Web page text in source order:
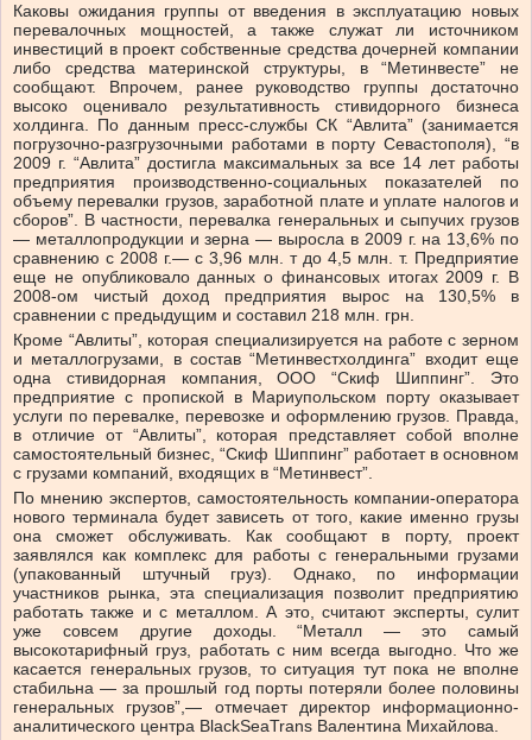
Каковы ожидания группы от введения в эксплуатацию новых
перевалочных мощностей, а также служат ли источником
инвестиций в проект собственные средства дочерней компании
либо средства материнской структуры, в “Метинвесте” не
сообщают. Впрочем, ранее руководство группы достаточно
высоко оценивало результативность стивидорного бизнеса
холдинга. По данным пресс-службы СК “Авлита” (занимается
погрузочно-разгрузочными работами в порту Севастополя), “в
2009 г. “Авлита” достигла максимальных за все 14 лет работы
предприятия производственно-социальных показателей по
объему перевалки грузов, заработной плате и уплате налогов и
сборов”. В частности, перевалка генеральных и сыпучих грузов
— металлопродукции и зерна — выросла в 2009 г. на 13,6% по
сравнению с 2008 г.— с 3,96 млн. т до 4,5 млн. т. Предприятие
еще не опубликовало данных о финансовых итогах 2009 г. В
2008-ом чистый доход предприятия вырос на 130,5% в
сравнении с предыдущим и составил 218 млн. грн.
Кроме “Авлиты”, которая специализируется на работе с зерном
и металлогрузами, в состав “Метинвестхолдинга” входит еще
одна стивидорная компания, ООО “Скиф Шиппинг”. Это
предприятие с пропиской в Мариупольском порту оказывает
услуги по перевалке, перевозке и оформлению грузов. Правда,
в отличие от “Авлиты”, которая представляет собой вполне
самостоятельный бизнес, “Скиф Шиппинг” работает в основном
с грузами компаний, входящих в “Метинвест”.
По мнению экспертов, самостоятельность компании-оператора
нового терминала будет зависеть от того, какие именно грузы
она сможет обслуживать. Как сообщают в порту, проект
заявлялся как комплекс для работы с генеральными грузами
(упакованный штучный груз). Однако, по информации
участников рынка, эта специализация позволит предприятию
работать также и с металлом. А это, считают эксперты, сулит
уже совсем другие доходы. “Металл — это самый
высокотарифный груз, работать с ним всегда выгодно. Что же
касается генеральных грузов, то ситуация тут пока не вполне
стабильна — за прошлый год порты потеряли более половины
генеральных грузов”,— отмечает директор информационно-
аналитического центра BlackSeaTrans Валентина Михайлова.